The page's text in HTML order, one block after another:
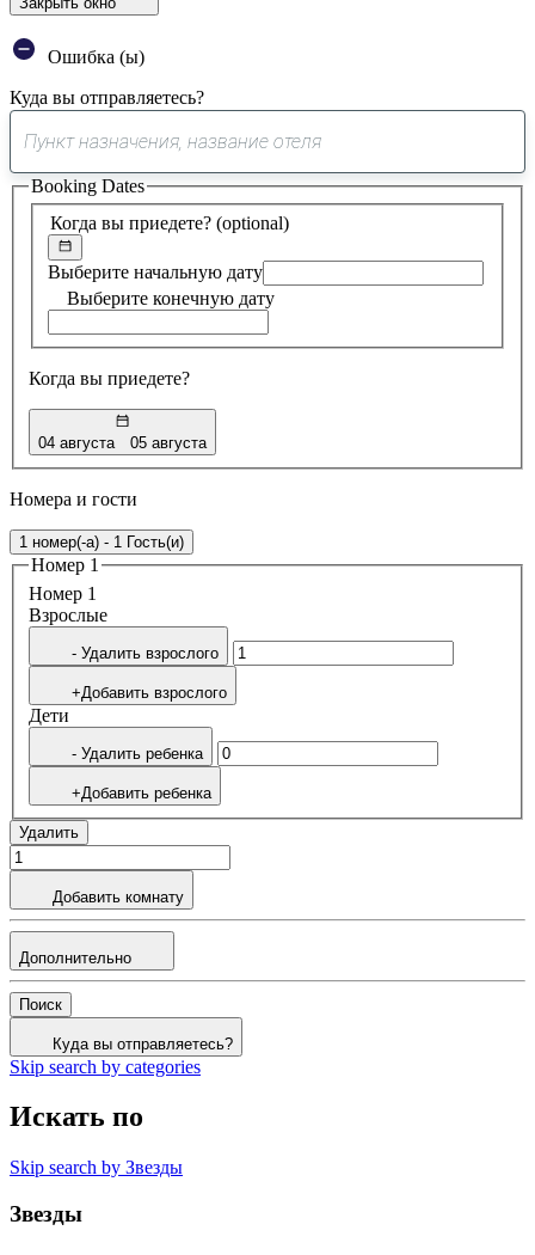
Ошибка (ы)
Куда вы отправляетесь?
0
предложение
найдено
Когда вы приедете? (optional)
Выберите начальную дату
Выберите конечную дату
Когда вы приедете?
04 августа 05 августа
Booking Dates
Номера и гости
1 номер(-а) - 1 Гость(и)
Номер 1
Номер 1
Bзрослые
- Удалить взрослого
+Добавить взрослого
Дети
- Удалить ребенка
+Добавить ребенка
Удалить
Добавить комнату
Дополнительно
Поиск
Куда вы отправляетесь?
Skip search by categories
Искать по
Skip search by Звезды
Звезды